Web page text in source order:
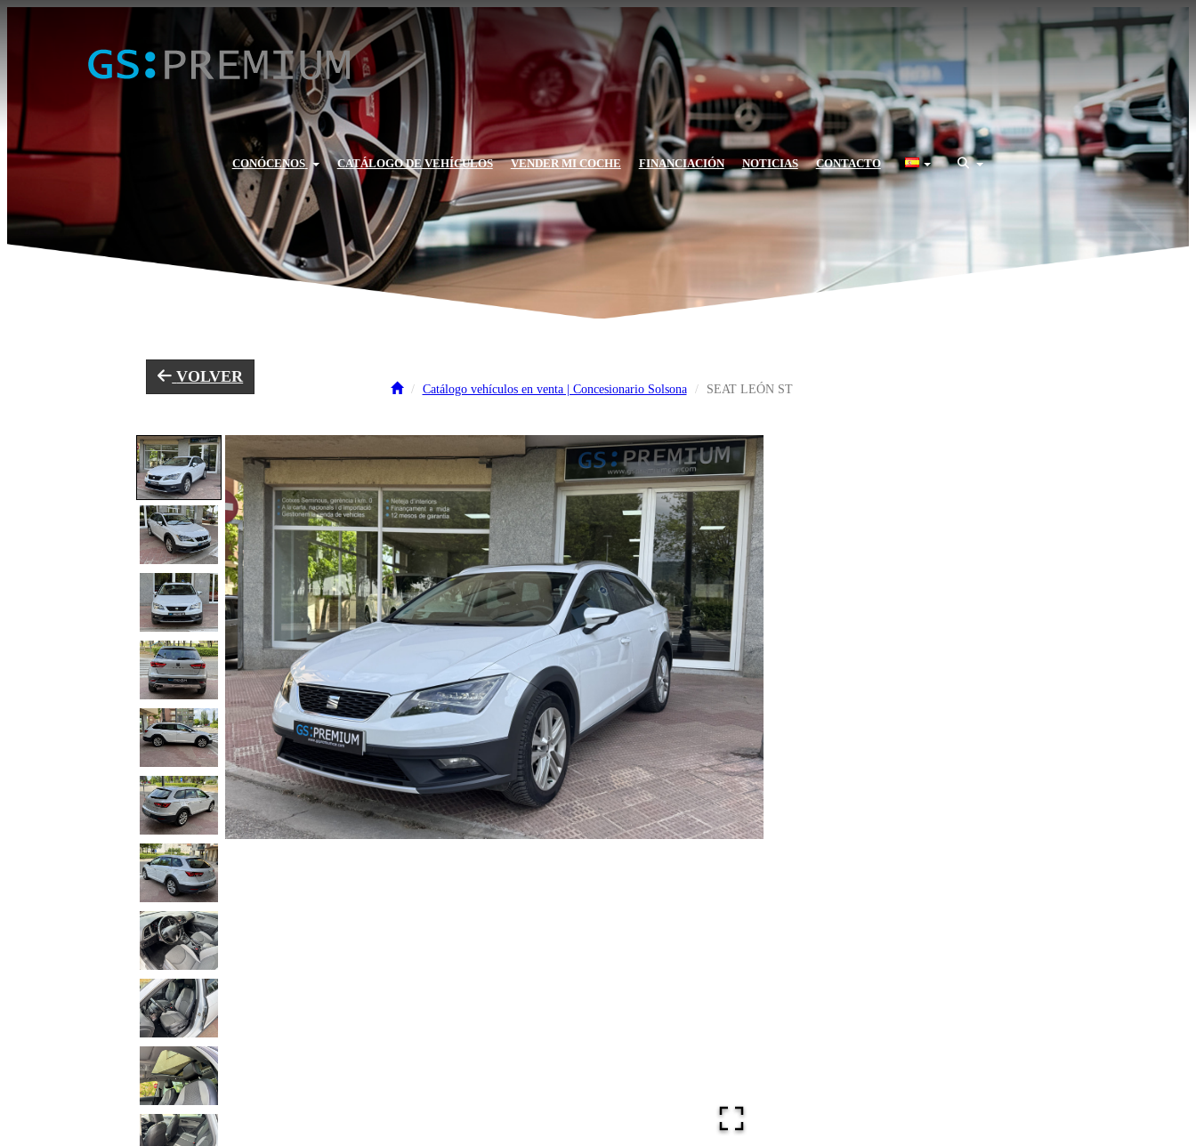
CONÓCENOS CATÁLOGO DE VEHÍCULOS VENDER MI COCHE FINANCIACIÓN NOTICIAS CONTACTO
Catálogo vehículos en venta | Concesionario Solsona SEAT LEÓN ST
VOLVER